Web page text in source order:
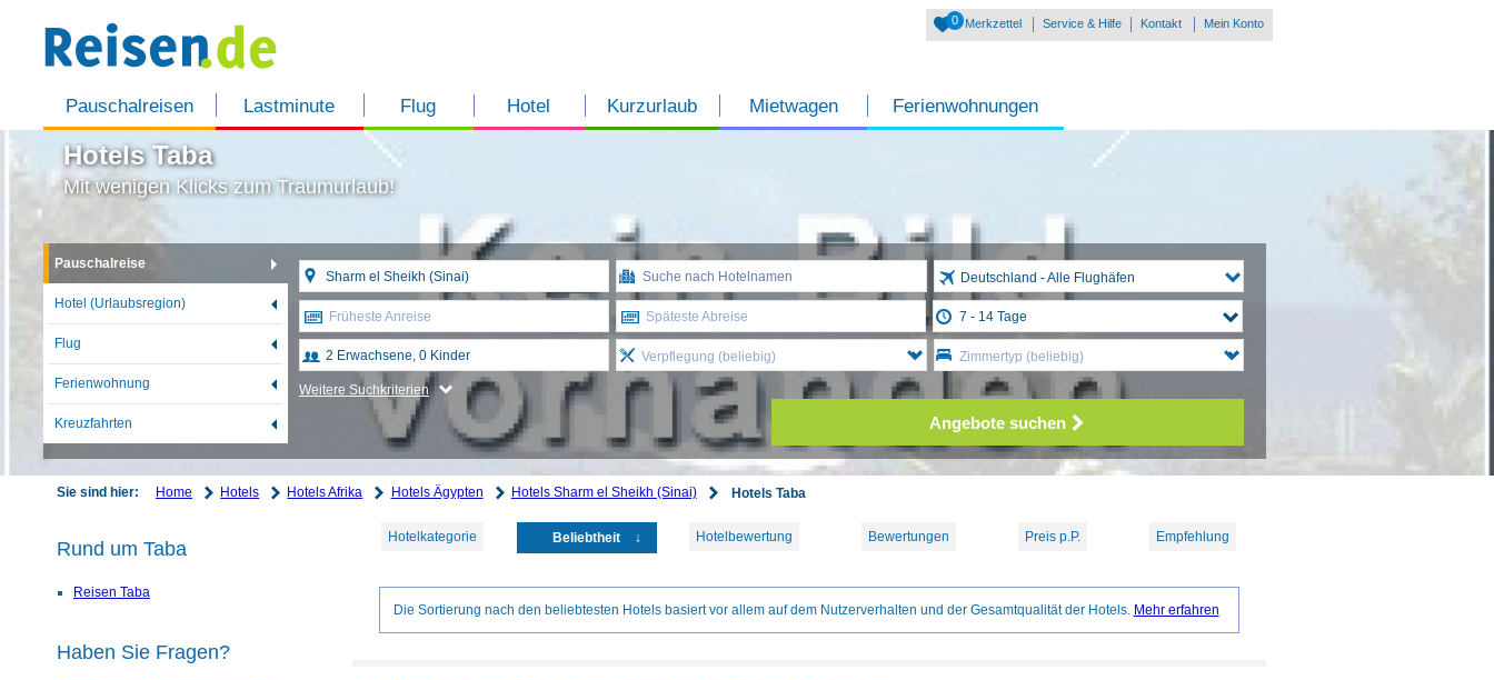
Pauschalreisen Lastminute Flug Hotel Kurzurlaub Mietwagen Ferienwohnungen
0 Merkzettel Service & Hilfe Kontakt Mein Konto
Hotels Taba
Mit wenigen Klicks zum Traumurlaub!
Pauschalreise
Hotel (Urlaubsregion)
Flug
Ferienwohnung
Kreuzfahrten
Deutschland - Alle Flughäfen
Früheste Anreise Späteste Abreise
Verpflegung (beliebig) Zimmertyp (beliebig)
Weitere Suchkriterien
Angebote suchen
Sie sind hier: Home Hotels Hotels Afrika Hotels Ägypten Hotels Sharm el Sheikh (Sinai) Hotels Taba
Hotelkategorie Beliebtheit Hotelbewertung Bewertungen Preis p.P. Empfehlung
Die Sortierung nach den beliebtesten Hotels basiert vor allem auf dem Nutzerverhalten und der Gesamtqualität der Hotels. Mehr erfahren
Rund um Taba
Reisen Taba
Haben Sie Fragen?